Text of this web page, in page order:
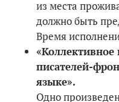
из места
должно быть
Время
писателей-
языке».
Одно